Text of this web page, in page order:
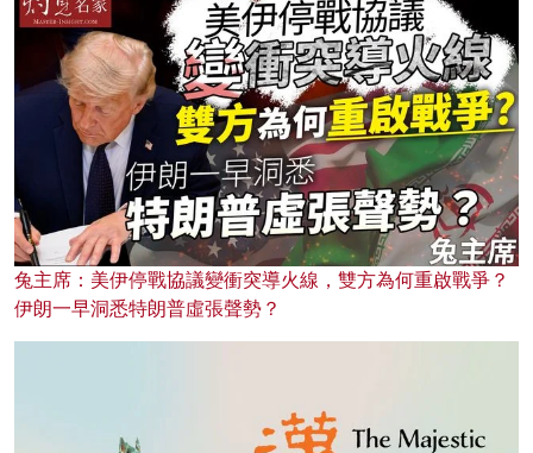
兔主席：美伊停戰協議變衝突導火線，雙方為何重啟戰爭？
伊朗一早洞悉特朗普虛張聲勢？